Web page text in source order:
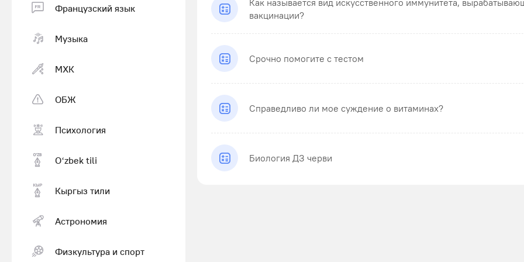
Французский язык
Музыка
МХК
ОБЖ
Психология
Оʻzbek tili
Кыргыз тили
Астрономия
Физкультура и спорт
Как называется вид искусственного иммунитета,
вакцинации?
Срочно помогите с тестом
Справедливо ли мое суждение о витаминах?
Биология ДЗ черви